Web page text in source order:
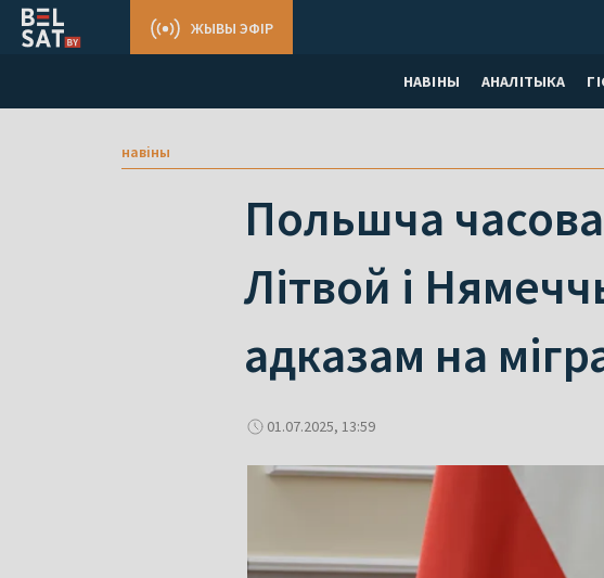
НАВІНЫ АНАЛІТЫКА
ЖЫВЫ ЭФІР
навіны
Польшча
Літвой і
адказам на
01.07.2025, 13:59